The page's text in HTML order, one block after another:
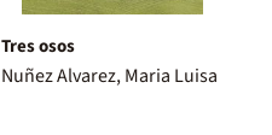
Tres osos
Nuñez Alvarez, Maria Luisa